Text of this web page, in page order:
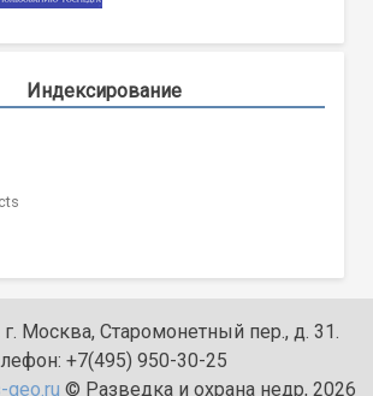
Индексирование
Москва, Старомонетный пер., д. 31.
+7(495) 950-30-25
geo.ru © Разведка и охрана недр, 2026